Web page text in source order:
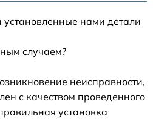
установленные нами детали
случаем?
неисправности,
с качеством проведенного
установка